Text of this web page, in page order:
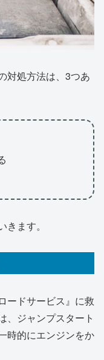
対処方法は、3つあ
ます。
ードサービス』に救
、ジャンプスタート
時的にエンジンをか